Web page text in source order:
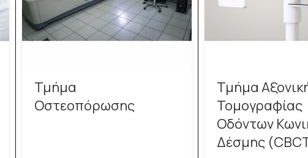
Τμήμα
Οστεοπόρωσης
Τμήμα
Τομογραφίας
Οδόντων
Δέσμης